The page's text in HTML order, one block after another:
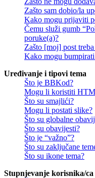
Zašto sam dobio/la
Kako mogu prijaviti
Čemu služi gumb
poruke(a)?
Zašto [moj] post
Kako mogu
Uređivanje i tipovi tema
Što je BBKod?
Mogu li koristiti
Što su smajlići?
Mogu li postati slike?
Što su globalne
Što su obavijesti?
Što je “važno”?
Što su zaključane
Što su ikone tema?
Stupnjevanje korisnika/